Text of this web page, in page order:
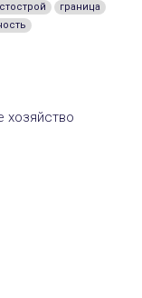
граница
хозяйство